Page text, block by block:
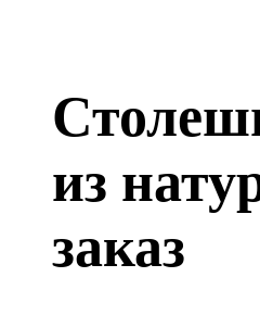
из
заказ